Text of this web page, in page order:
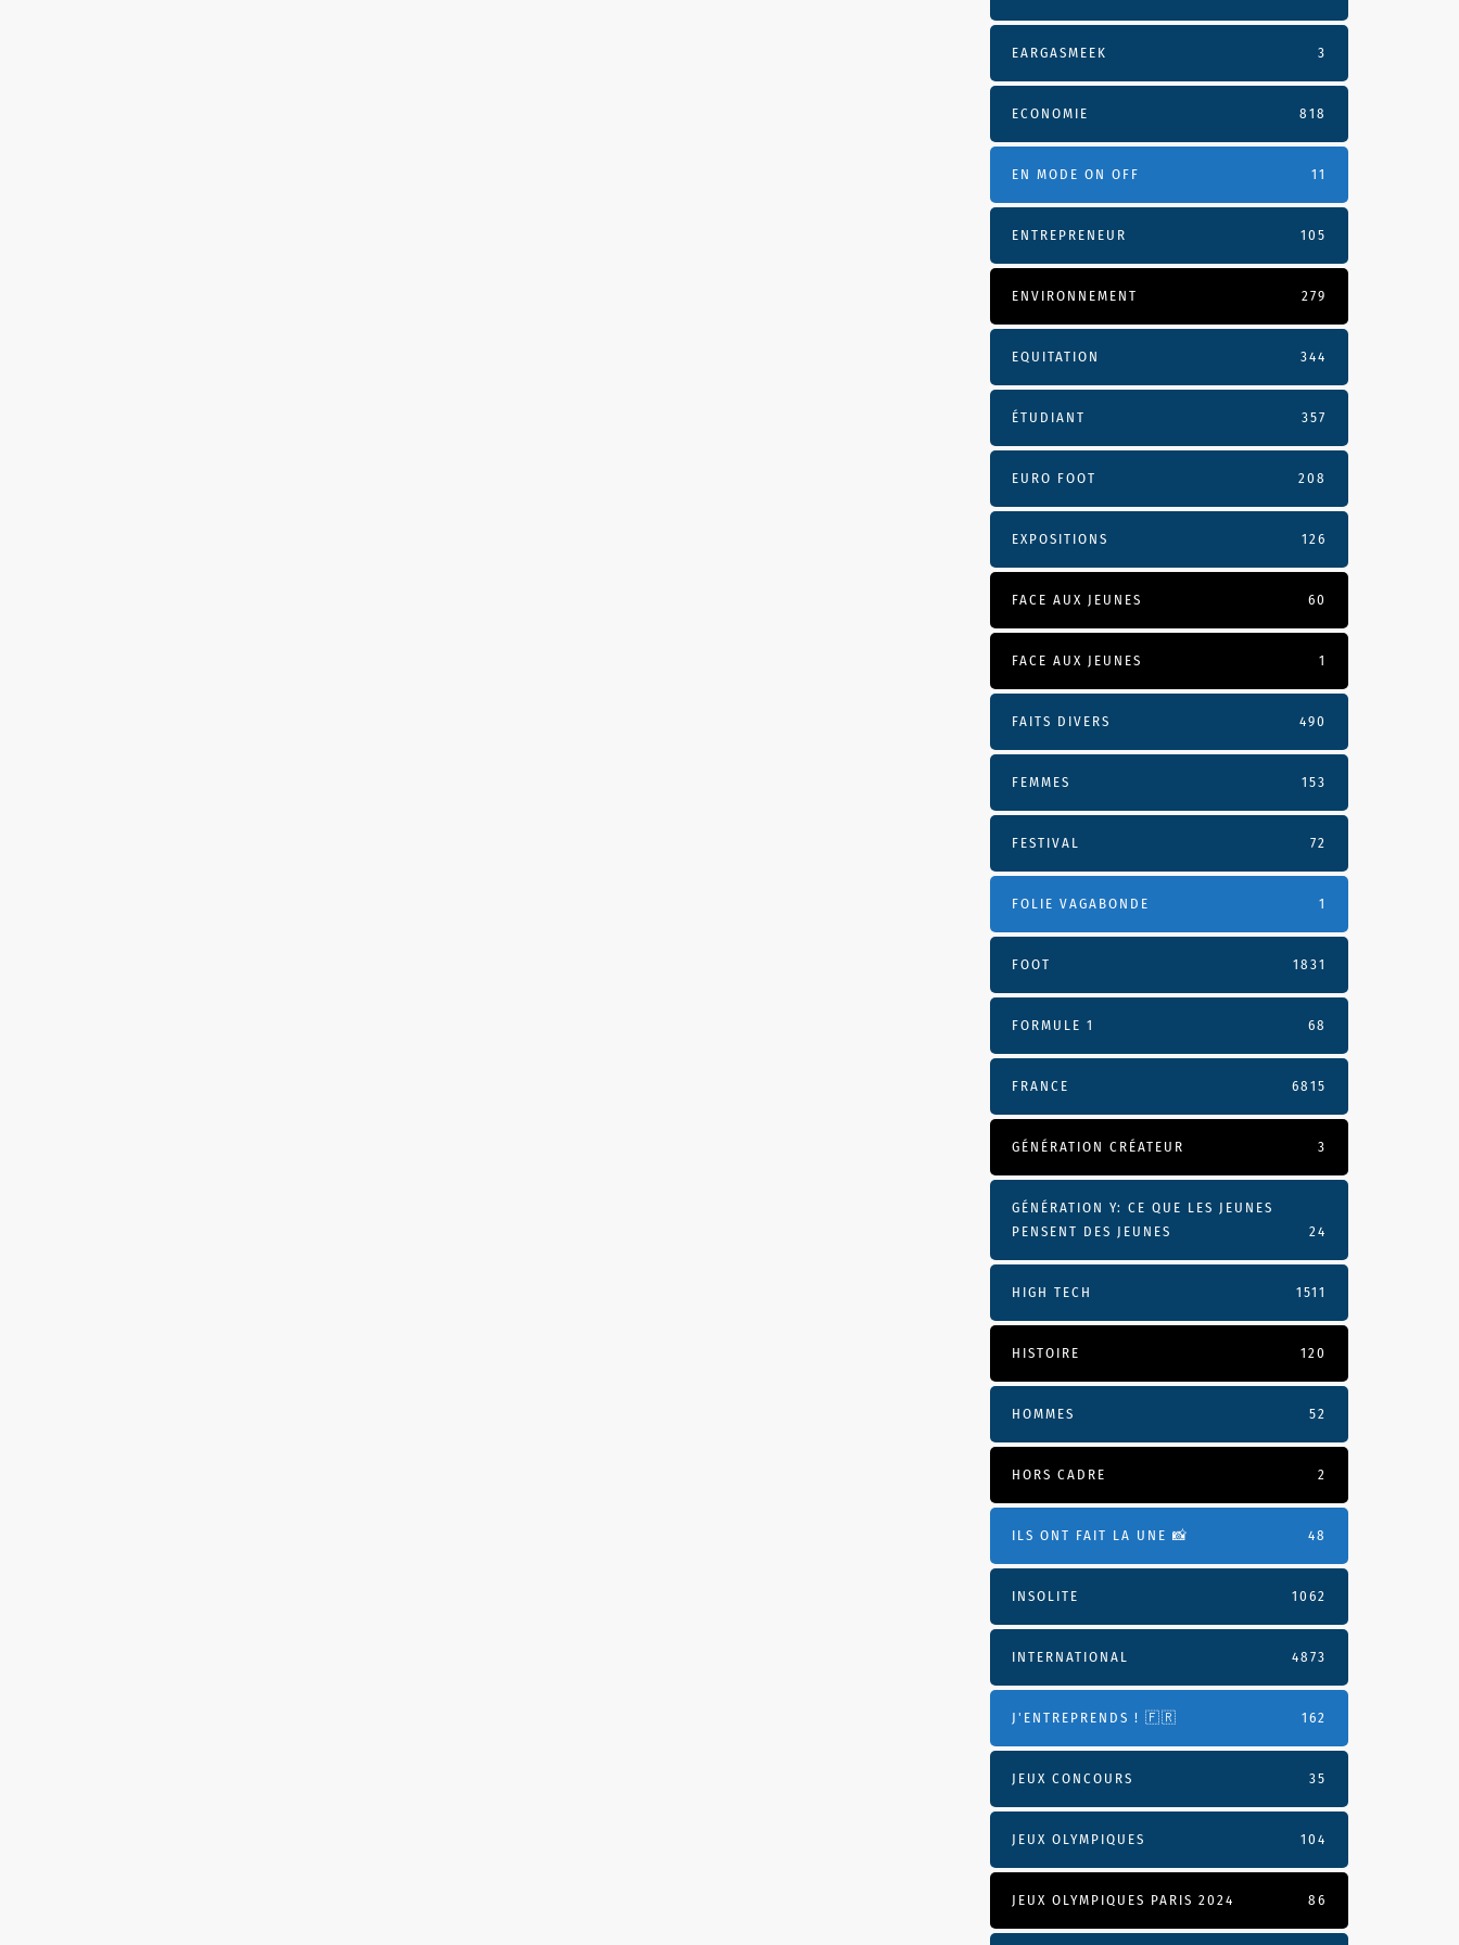
EARGASMEEK 3
ECONOMIE 818
EN MODE ON OFF 11
ENTREPRENEUR 105
ENVIRONNEMENT 279
EQUITATION 344
ÉTUDIANT 357
EURO FOOT 208
EXPOSITIONS 126
FACE AUX JEUNES 60
FACE AUX JEUNES 1
FAITS DIVERS 490
FEMMES 153
FESTIVAL 72
FOLIE VAGABONDE 1
FOOT 1831
FORMULE 1 68
FRANCE 6815
GÉNÉRATION CRÉATEUR 3
GÉNÉRATION Y: CE QUE LES JEUNES
PENSENT DES JEUNES
24
HIGH TECH 1511
HISTOIRE 120
HOMMES 52
HORS CADRE 2
ILS ONT FAIT LA UNE 📸 48
INSOLITE 1062
INTERNATIONAL 4873
J'ENTREPRENDS ! 🇫🇷 162
JEUX CONCOURS 35
JEUX OLYMPIQUES 104
JEUX OLYMPIQUES PARIS 2024 86